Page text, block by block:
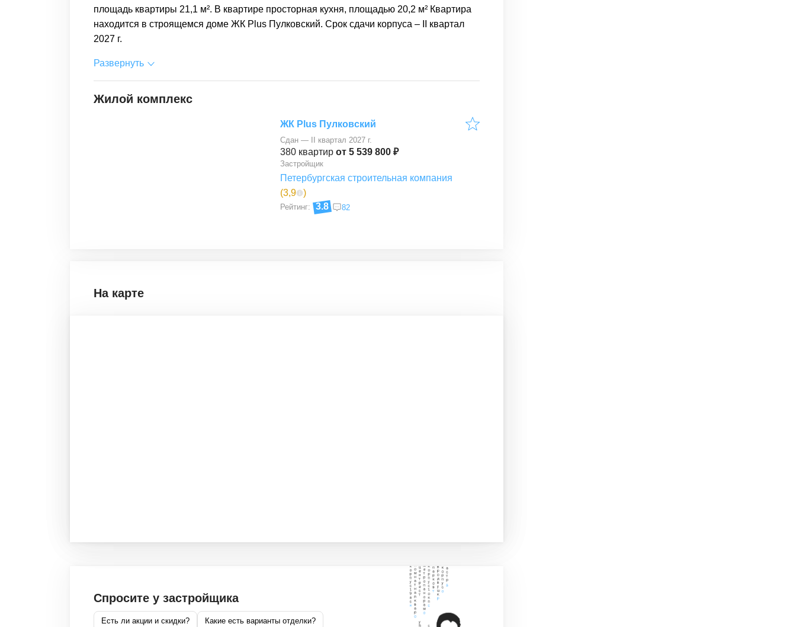
площадь квартиры 21,1 м². В квартире просторная кухня, площадью 20,2 м² Квартира
находится в строящемся доме ЖК Plus Пулковский. Срок сдачи корпуса – II квартал
2027 г.
Развернуть
Жилой комплекс
ЖК Plus Пулковский
Сдан — II квартал 2027 г.
380 квартирот 5 539 800 ₽
Застройщик
Петербургская строительная компания
(3,9 )
Рейтинг: 3.8 82
На карте
Спросите у застройщика
Есть ли акции и скидки? Какие есть варианты отделки?